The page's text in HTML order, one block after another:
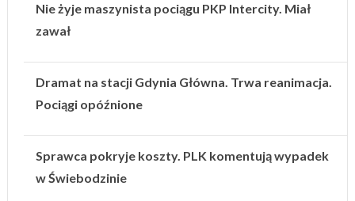
Nie żyje maszynista pociągu PKP Intercity. Miał
zawał
Dramat na stacji Gdynia Główna. Trwa reanimacja.
Pociągi opóźnione
Sprawca pokryje koszty. PLK komentują wypadek
w Świebodzinie